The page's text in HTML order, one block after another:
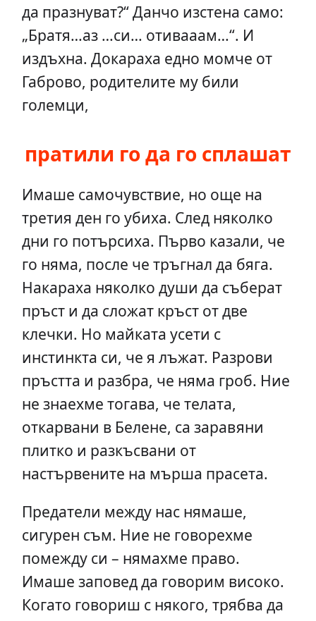
да празнуват?“ Данчо изстена само:
„Братя…аз …си… отивааам…“. И
издъхна. Докараха едно момче от
Габрово, родителите му били
големци,
пратили го да го сплашат
Имаше самочувствие, но още на
третия ден го убиха. След няколко
дни го потърсиха. Първо казали, че
го няма, после че тръгнал да бяга.
Накараха няколко души да съберат
пръст и да сложат кръст от две
клечки. Но майката усети с
инстинкта си, че я лъжат. Разрови
пръстта и разбра, че няма гроб. Ние
не знаехме тогава, че телата,
откарвани в Белене, са заравяни
плитко и разкъсвани от
настървените на мърша прасета.
Предатели между нас нямаше,
сигурен съм. Ние не говорехме
помежду си – нямахме право.
Имаше заповед да говорим високо.
Когато говориш с някого, трябва да